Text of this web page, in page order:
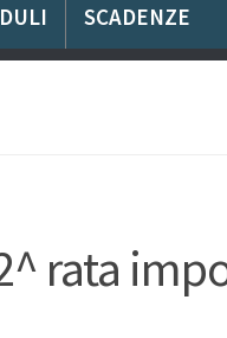
SCADENZE
rata